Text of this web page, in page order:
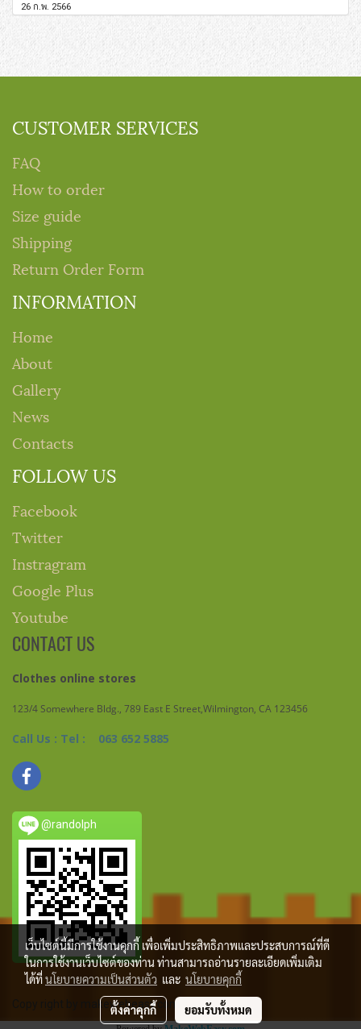
26 ก.พ. 2566
CUSTOMER SERVICES
FAQ
How to order
Size guide
Shipping
Return Order Form
INFORMATION
Home
About
Gallery
News
Contacts
FOLLOW US
Facebook
Twitter
Instragram
Google Plus
Youtube
CONTACT US
Clothes online stores
123/4 Somewhere Bldg., 789 East E Street,Wilmington, CA 123456
Call Us : Tel : 063 652 5885
@randolph
Copy right by makewebeasy.com
เว็บไซต์นี้มีการใช้งานคุกกี้ เพื่อเพิ่มประสิทธิภาพและประสบการณ์ที่ดี
ในการใช้งานเว็บไซต์ของท่าน ท่านสามารถอ่านรายละเอียดเพิ่มเติม
ได้ที่นโยบายความเป็นส่วนตัว และ นโยบายคุกกี้
ตั้งค่าคุกกี้ ยอมรับทั้งหมด